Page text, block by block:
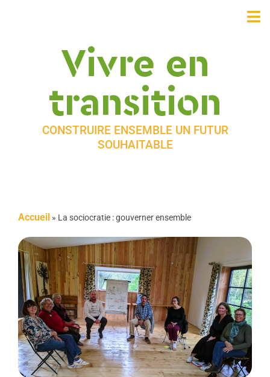
Vivre en
transition
CONSTRUIRE ENSEMBLE UN FUTUR
SOUHAITABLE
Accueil » La sociocratie : gouverner ensemble